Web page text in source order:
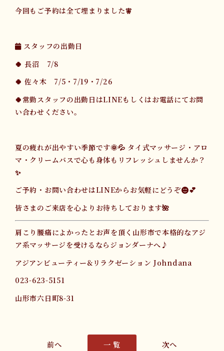
今回もご予約は全て埋まりました🧚
📅 スタッフの出勤日
🍀 長沼 7/8
🍀 佐々木 7/5・7/19・7/26
🍀常勤スタッフの出勤日はLINEもしくはお電話にてお問
い合わせください。
夏の疲れが出やすい季節です🌞💦 タイ式マッサージ・アロ
マ・クリームバスで心も身体もリフレッシュしませんか？
✨
ご予約・お問い合わせはLINEからお気軽にどうぞ😊💕
皆さまのご来店を心よりお待ちしております🌺
肩こり腰痛によかったとお声を頂く山形市で本格的なアジ
ア系マッサージを受けるならジョンダーナへ♪
アジアンビューティー&リラクゼーション Johndana
023-623-5151
山形市六日町8-31
一 覧